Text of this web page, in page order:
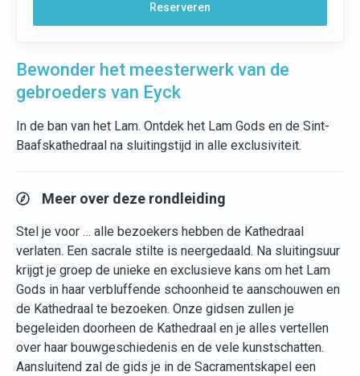
Reserveren
Bewonder het meesterwerk van de
gebroeders van Eyck
In de ban van het Lam. Ontdek het Lam Gods en de Sint-
Baafskathedraal na sluitingstijd in alle exclusiviteit.
Meer over deze rondleiding
Stel je voor … alle bezoekers hebben de Kathedraal
verlaten. Een sacrale stilte is neergedaald. Na sluitingsuur
krijgt je groep de unieke en exclusieve kans om het Lam
Gods in haar verbluffende schoonheid te aanschouwen en
de Kathedraal te bezoeken. Onze gidsen zullen je
begeleiden doorheen de Kathedraal en je alles vertellen
over haar bouwgeschiedenis en de vele kunstschatten.
Aansluitend zal de gids je in de Sacramentskapel een